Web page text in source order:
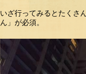
いざ行ってみるとたくさ
ん」が必須。